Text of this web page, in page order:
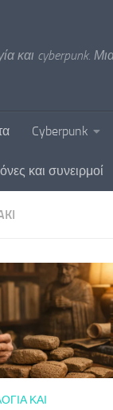
και cyberpunk.
Cyberpunk
και συνειρμοί
ΚΑΙ